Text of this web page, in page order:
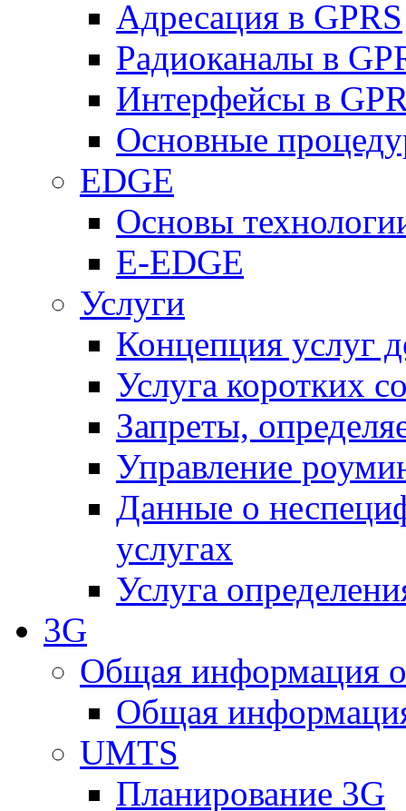
Адресация в GPRS
Радиоканалы в
Интерфейсы в
Основные
EDGE
Основы
E-EDGE
Услуги
Концепция услуг
Услуга коротких
Запреты,
Управление
Данные о
услугах
Услуга
3G
Общая информация
Общая
UMTS
Планирование 3G